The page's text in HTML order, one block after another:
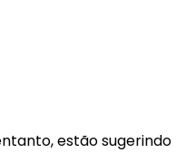
estão sugerindo